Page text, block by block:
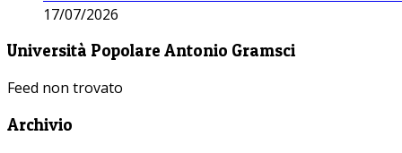
17/07/2026
Università Popolare Antonio Gramsci
Feed non trovato
Archivio